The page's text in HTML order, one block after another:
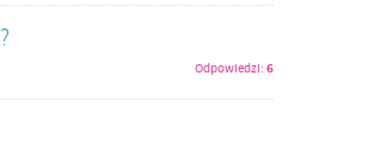
Odpowiedzi: 6